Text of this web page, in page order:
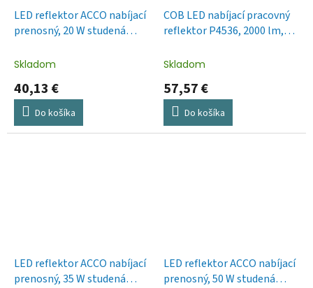
LED reflektor ACCO nabíjací
prenosný, 20 W studená
Skladom
40,13 €
Do košíka
COB LED nabíjací pracovný
reflektor P4536, 2000 lm,
Skladom
57,57 €
Do košíka
LED reflektor ACCO nabíjací
prenosný, 35 W studená
LED reflektor ACCO nabíjací
prenosný, 50 W studená